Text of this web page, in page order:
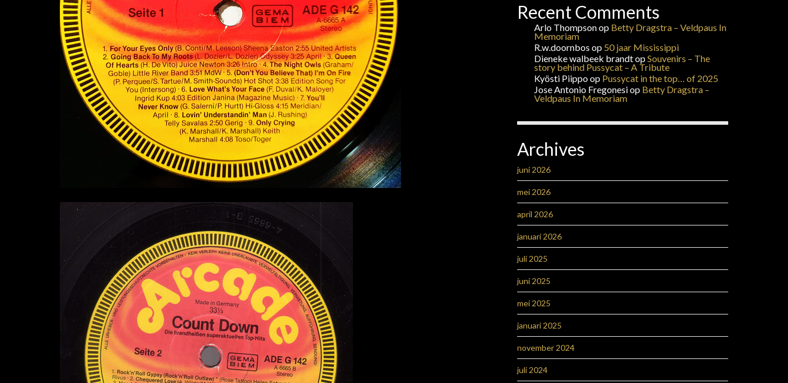
Recent Comments
Arlo Thompsonop Betty Dragstra – Veldpaus In
Memoriam
R.w.doornbos op 50 jaar Mississippi
Dieneke walbeek brandtopSouvenirs – The
story behind Pussycat – A Tribute
Kyösti Piippoop Pussycat in the top… of 2025
Jose Antonio Fregonesiop Betty Dragstra –
Veldpaus In Memoriam
Archives
juni 2026
mei 2026
april 2026
januari 2026
juli 2025
juni 2025
mei 2025
januari 2025
november 2024
juli 2024